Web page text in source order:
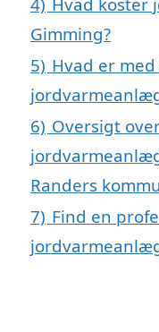
Gimming?
5) Hvad er
6) Oversigt
Randers
7) Find en